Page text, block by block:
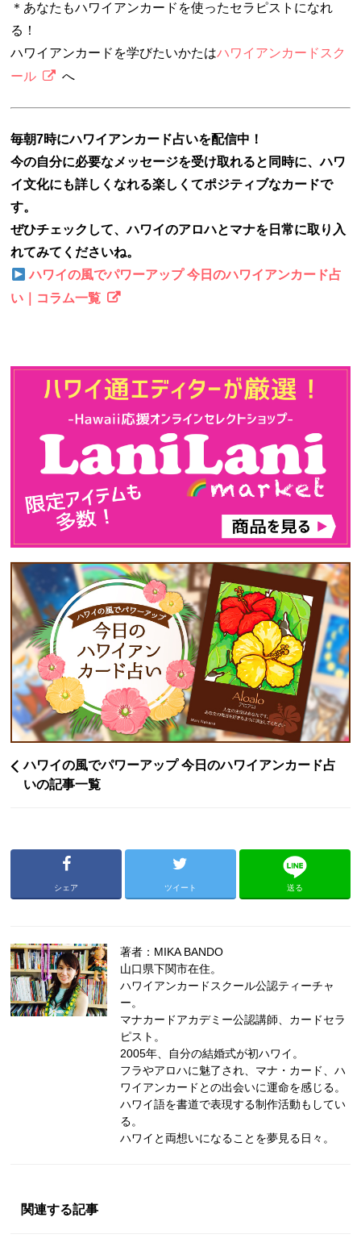
＊あなたもハワイアンカードを使ったセラピストになれ
る！
ハワイアンカードを学びたいかたはハワイアンカードスク
ール
へ
毎朝7時にハワイアンカード占いを配信中！
今の自分に必要なメッセージを受け取れると同時に、ハワ
イ文化にも詳しくなれる楽しくてポジティブなカードで
す。
ぜひチェックして、ハワイのアロハとマナを日常に取り入
れてみてくださいね。
ハワイの風でパワーアップ 今日のハワイアンカード占
い｜コラム一覧
ハワイの風でパワーアップ 今日のハワイアンカード占
いの記事一覧
シェア ツイート 送る
著者：MIKA BANDO
山口県下関市在住。
ハワイアンカードスクール公認ティーチャ
ー。
マナカードアカデミー公認講師、カードセラ
ピスト。
2005年、自分の結婚式が初ハワイ。
フラやアロハに魅了され、マナ・カード、ハ
ワイアンカードとの出会いに運命を感じる。
ハワイ語を書道で表現する制作活動もしてい
る。
ハワイと両想いになることを夢見る日々。
関連する記事